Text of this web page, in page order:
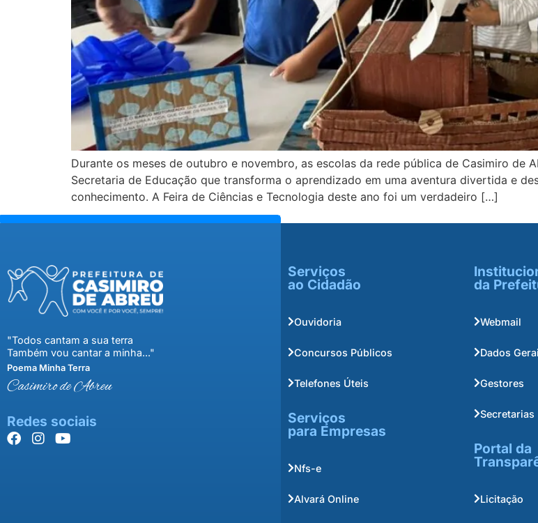
Durante os meses de outubro e novembro, as escolas da rede pública de Casimiro de
Secretaria de Educação que transforma o aprendizado em uma aventura divertida e
conhecimento. A Feira de Ciências e Tecnologia deste ano foi um verdadeiro […]
"Todos cantam a sua terra
Também vou cantar a minha..."
Poema Minha Terra
Casimiro de Abreu
Redes sociais
Serviços
ao Cidadão
Ouvidoria
Concursos Públicos
Telefones Úteis
Serviços
para Empresas
Nfs-e
Alvará Online
da
Webmail
Dados
Gestores
Secretarias
Portal da
Licitação